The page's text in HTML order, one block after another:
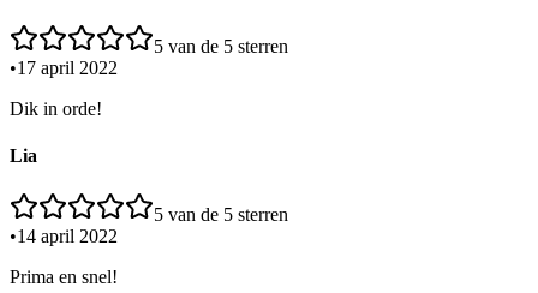
5 van de 5 sterren
•17 april 2022
Dik in orde!
Lia
5 van de 5 sterren
•14 april 2022
Prima en snel!